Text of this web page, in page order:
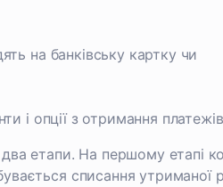
на банківську картку чи
і опції з отримання
етапи. На першому етапі
списання утриманої